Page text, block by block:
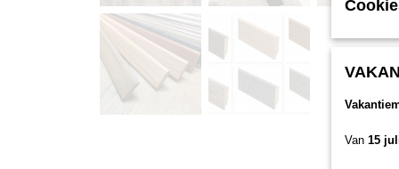
Van 15